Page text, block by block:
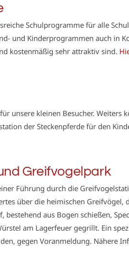
Schulprogramme für alle
und Kinderprogrammen auch in
kostenmäßig sehr attraktiv sind.
unsere kleinen Besucher. Weiters
der Steckenpferde für den
Greifvogelpark
Führung durch die
über die heimischen Greifvögel,
aus Bogen schießen,
am Lagerfeuer gegrillt. Ein
gegen Voranmeldung. Nähere